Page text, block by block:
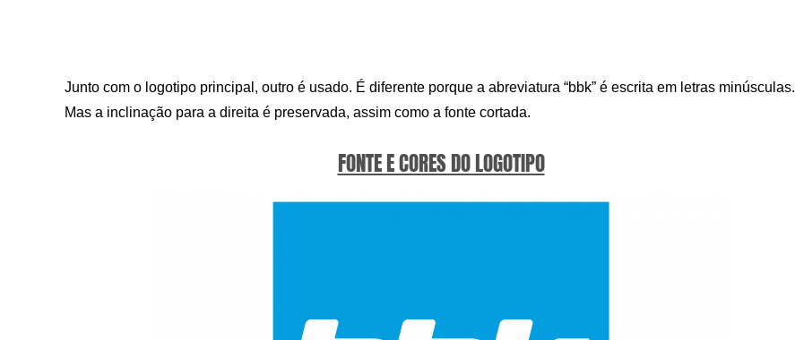
Junto com o logotipo principal, outro é usado. É diferente porque a abreviatura “bbk” é escrita em letras minúsculas.
Mas a inclinação para a direita é preservada, assim como a fonte cortada.
FONTE E CORES DO LOGOTIPO